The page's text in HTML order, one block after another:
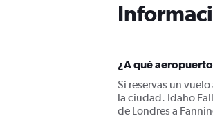
¿A qué
Si reservas un
la ciudad. Idaho
de Londres a